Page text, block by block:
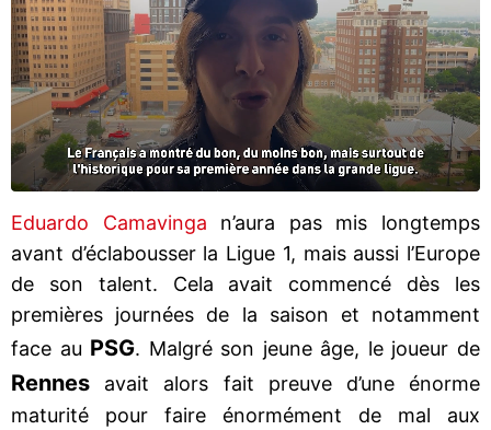
Eduardo Camavinga n’aura pas mis longtemps
avant d’éclabousser la Ligue 1, mais aussi l’Europe
de son talent. Cela avait commencé dès les
premières journées de la saison et notamment
face au PSG. Malgré son jeune âge, le joueur de
Rennes avait alors fait preuve d’une énorme
maturité pour faire énormément de mal aux